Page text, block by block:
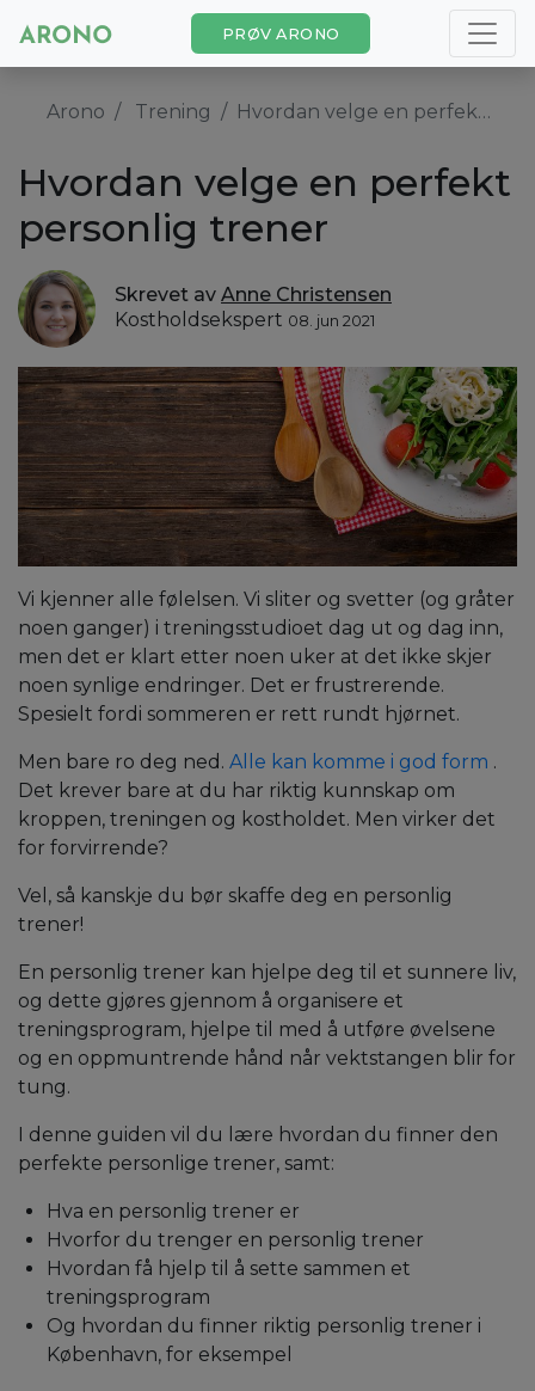
PRØV ARONO
Arono Trening Hvordan velge en perfekt personlig trener
Hvordan velge en perfekt
personlig trener
Skrevet av Anne Christensen
Kostholdsekspert 08. jun 2021
Vi kjenner alle følelsen. Vi sliter og svetter (og gråter
noen ganger) i treningsstudioet dag ut og dag inn,
men det er klart etter noen uker at det ikke skjer
noen synlige endringer. Det er frustrerende.
Spesielt fordi sommeren er rett rundt hjørnet.
Men bare ro deg ned. Alle kan komme i god form .
Det krever bare at du har riktig kunnskap om
kroppen, treningen og kostholdet. Men virker det
for forvirrende?
Vel, så kanskje du bør skaffe deg en personlig
trener!
En personlig trener kan hjelpe deg til et sunnere liv,
og dette gjøres gjennom å organisere et
treningsprogram, hjelpe til med å utføre øvelsene
og en oppmuntrende hånd når vektstangen blir for
tung.
I denne guiden vil du lære hvordan du finner den
perfekte personlige trener, samt:
Hva en personlig trener er
Hvorfor du trenger en personlig trener
Hvordan få hjelp til å sette sammen et
treningsprogram
Og hvordan du finner riktig personlig trener i
København, for eksempel